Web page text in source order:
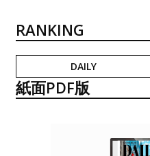
RANKING
DAILY
紙面PDF版